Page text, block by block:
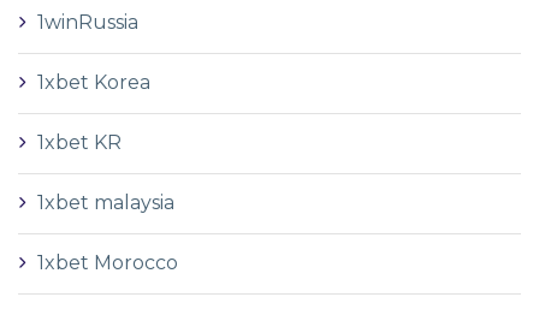
1winRussia
1xbet Korea
1xbet KR
1xbet malaysia
1xbet Morocco